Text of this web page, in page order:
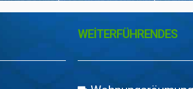
WEİTERFÜHRENDES